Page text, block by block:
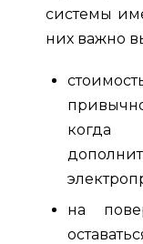
системы
них важно
на